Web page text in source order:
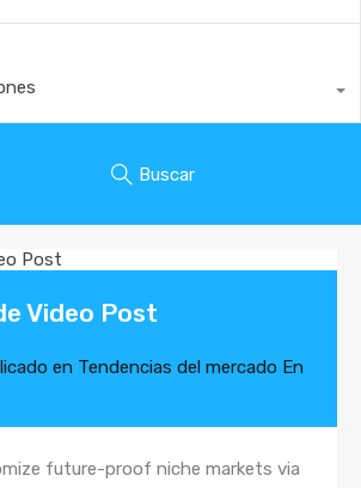
Buscar
Video Post
en Tendencias del mercado En
future-proof niche markets via